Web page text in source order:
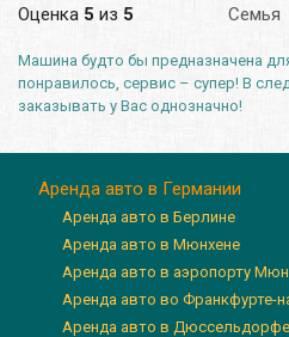
Оценка 5 из 5
Семья
Машина будто бы предназначена
понравилось, сервис – супер! В
заказывать у Вас однозначно!
Аренда авто в Германии
Аренда авто в Берлине
Аренда авто в Мюнхене
Аренда авто в аэропорту
Аренда авто во Франкфурте-
Аренда авто в Дюссельдорфе